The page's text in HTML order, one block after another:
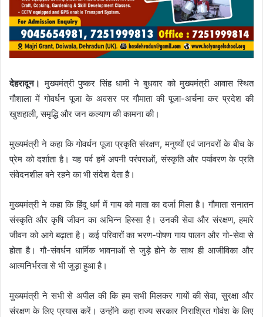
देहरादून।मुख्यमंत्री पुष्कर सिंह धामी ने बुधवार को मुख्यमंत्री आवास स्थित
गौशाला में गोवर्धन पूजा के अवसर पर गौमाता की पूजा-अर्चना कर प्रदेश की
खुशहाली, समृद्धि और जन कल्याण की कामना की।
मुख्यमंत्री ने कहा कि गोवर्धन पूजा प्रकृति संरक्षण, मनुष्यों एवं जानवरों के बीच के
प्रेम को दर्शाता है। यह पर्व हमें अपनी परंपराओं, संस्कृति और पर्यावरण के प्रति
संवेदनशील बने रहने का भी संदेश देता है।
मुख्यमंत्री ने कहा कि हिंदू धर्म में गाय को माता का दर्जा मिला है। गौमाता सनातन
संस्कृति और कृषि जीवन का अभिन्न हिस्सा है। उनकी सेवा और संरक्षण, हमारे
जीवन को आगे बढ़ाता है। कई परिवारों का भरण-पोषण गाय पालन और गो-सेवा से
होता है। गौ-संवर्धन धार्मिक भावनाओं से जुड़े होने के साथ ही आजीविका और
आत्मनिर्भरता से भी जुड़ा हुआ है।
मुख्यमंत्री ने सभी से अपील की कि हम सभी मिलकर गायों की सेवा, सुरक्षा और
संरक्षण के लिए प्रयास करें। उन्होंने कहा राज्य सरकार निराश्रित गोवंश के लिए